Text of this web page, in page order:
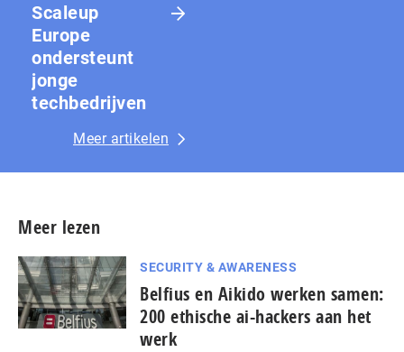
Scaleup
Europe
ondersteunt
jonge
techbedrijven
Meer artikelen
Meer lezen
SECURITY & AWARENESS
Belfius en Aikido werken samen:
200 ethische ai-hackers aan het
werk